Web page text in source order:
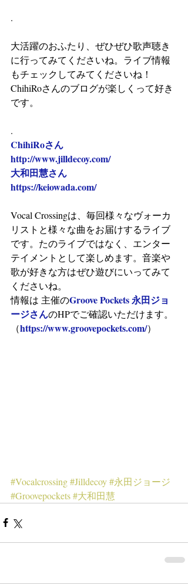
.
大活躍のおふたり、ぜひぜひ歌声聴き
に行ってみてくださいね。ライブ情報
もチェックしてみてくださいね！
ChihiRoさんのブログが楽しくって好き
です。
.
ChihiRoさん
http://www.jilldecoy.com/
大和田慧さん
https://keiowada.com/
Vocal Crossingは、毎回様々なヴォーカ
リストと様々な曲をお届けするライブ
です。たのライブではなく、エンター
テイメントとして楽しめます。音楽や
歌が好きな方はぜひ遊びにいってみて
くださいね。
情報は 主催のGroove Pockets 永田ジョ
ージさんのHPでご確認いただけます。
（https://www.groovepockets.com/）
#Vocalcrossing#Jilldecoy#永田ジョージ
#Groovepockets#大和田慧